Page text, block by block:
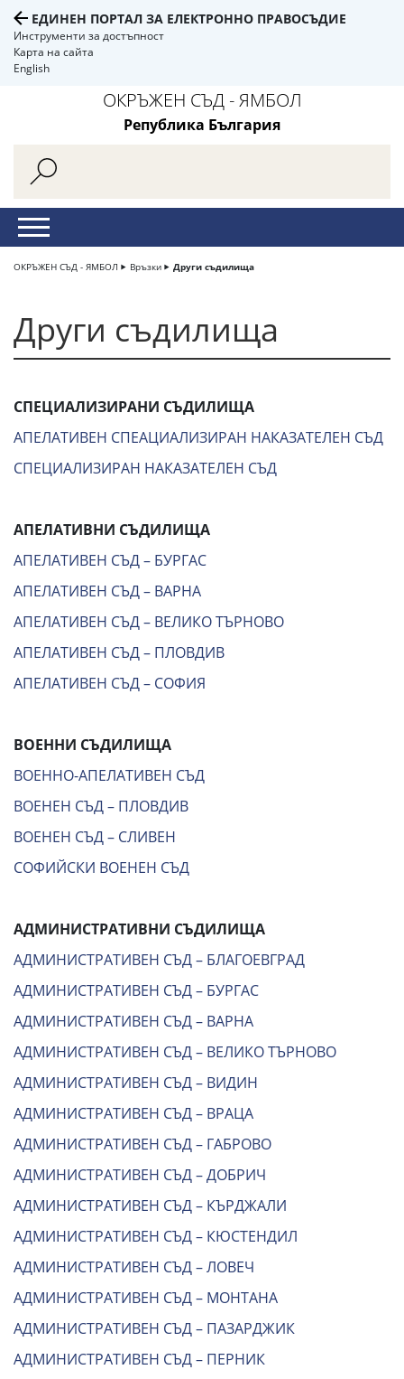
ЕДИНЕН ПОРТАЛ ЗА ЕЛЕКТРОННО ПРАВОСЪДИЕ
Инструменти за достъпност
Карта на сайта
English
ОКРЪЖЕН СЪД - ЯМБОЛ
Република България
ОКРЪЖЕН СЪД - ЯМБОЛ Връзки Други съдилища
Други съдилища
СПЕЦИАЛИЗИРАНИ СЪДИЛИЩА
АПЕЛАТИВЕН СПЕАЦИАЛИЗИРАН НАКАЗАТЕЛЕН СЪД
СПЕЦИАЛИЗИРАН НАКАЗАТЕЛЕН СЪД
АПЕЛАТИВНИ СЪДИЛИЩА
АПЕЛАТИВЕН СЪД – БУРГАС
АПЕЛАТИВЕН СЪД – ВАРНА
АПЕЛАТИВЕН СЪД – ВЕЛИКО ТЪРНОВО
АПЕЛАТИВЕН СЪД – ПЛОВДИВ
АПЕЛАТИВЕН СЪД – СОФИЯ
ВОЕННИ СЪДИЛИЩА
ВОЕННО-АПЕЛАТИВЕН СЪД
ВОЕНЕН СЪД – ПЛОВДИВ
ВОЕНЕН СЪД – СЛИВЕН
СОФИЙСКИ ВОЕНЕН СЪД
АДМИНИСТРАТИВНИ СЪДИЛИЩА
АДМИНИСТРАТИВЕН СЪД – БЛАГОЕВГРАД
АДМИНИСТРАТИВЕН СЪД – БУРГАС
АДМИНИСТРАТИВЕН СЪД – ВАРНА
АДМИНИСТРАТИВЕН СЪД – ВЕЛИКО ТЪРНОВО
АДМИНИСТРАТИВЕН СЪД – ВИДИН
АДМИНИСТРАТИВЕН СЪД – ВРАЦА
АДМИНИСТРАТИВЕН СЪД – ГАБРОВО
АДМИНИСТРАТИВЕН СЪД – ДОБРИЧ
АДМИНИСТРАТИВЕН СЪД – КЪРДЖАЛИ
АДМИНИСТРАТИВЕН СЪД – КЮСТЕНДИЛ
АДМИНИСТРАТИВЕН СЪД – ЛОВЕЧ
АДМИНИСТРАТИВЕН СЪД – МОНТАНА
АДМИНИСТРАТИВЕН СЪД – ПАЗАРДЖИК
АДМИНИСТРАТИВЕН СЪД – ПЕРНИК